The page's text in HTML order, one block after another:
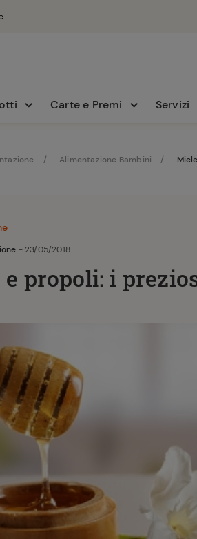
Carte e Premi Servizi
Alimentazione Bambini
- 23/05/2018
propoli: i